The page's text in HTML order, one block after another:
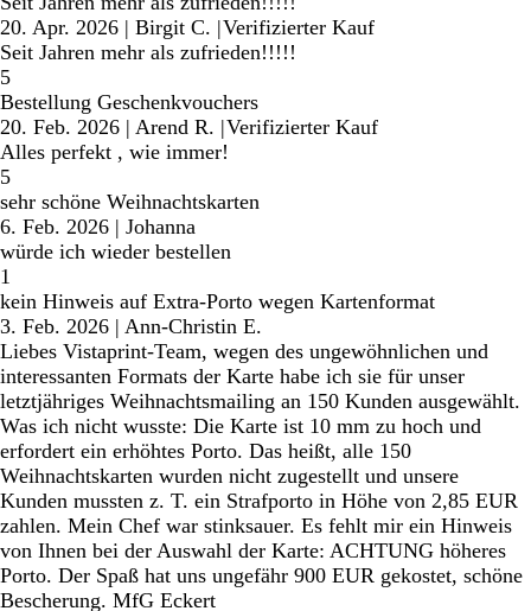
20. Apr. 2026 | Birgit C. |Verifizierter Kauf
Seit Jahren mehr als zufrieden!!!!!
5
Bestellung Geschenkvouchers
20. Feb. 2026 | Arend R. |Verifizierter Kauf
Alles perfekt , wie immer!
5
sehr schöne Weihnachtskarten
6. Feb. 2026 | Johanna
würde ich wieder bestellen
1
kein Hinweis auf Extra-Porto wegen Kartenformat
3. Feb. 2026 | Ann-Christin E.
Liebes Vistaprint-Team, wegen des ungewöhnlichen und
interessanten Formats der Karte habe ich sie für unser
letztjähriges Weihnachtsmailing an 150 Kunden ausgewählt.
Was ich nicht wusste: Die Karte ist 10 mm zu hoch und
erfordert ein erhöhtes Porto. Das heißt, alle 150
Weihnachtskarten wurden nicht zugestellt und unsere
Kunden mussten z. T. ein Strafporto in Höhe von 2,85 EUR
zahlen. Mein Chef war stinksauer. Es fehlt mir ein Hinweis
von Ihnen bei der Auswahl der Karte: ACHTUNG höheres
Porto. Der Spaß hat uns ungefähr 900 EUR gekostet, schöne
Bescherung. MfG Eckert